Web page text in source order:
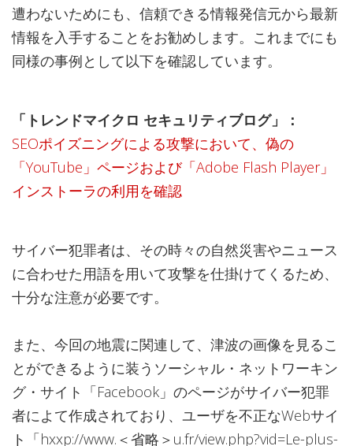
遭わないためにも、信頼できる情報発信元から最新
情報を入手することをお勧めします。これまでにも
同様の事例として以下を確認しています。
「トレンドマイクロ セキュリティブログ」：
SEOポイズニングによる攻撃において、偽の
「YouTube」ページおよび「Adobe Flash Player」
インストーラの利用を確認
サイバー犯罪者は、その時々の自然災害やニュース
に合わせた用語を用いて攻撃を仕掛けてくるため、
十分な注意が必要です。
また、今回の地震に関連して、津波の画像を見るこ
とができるように装うソーシャル・ネットワーキン
グ・サイト「Facebook」のページがサイバー犯罪
者によて作成されており、ユーザを不正なWebサイ
ト「hxxp://www.＜省略＞u.fr/view.php?vid=Le-plus-